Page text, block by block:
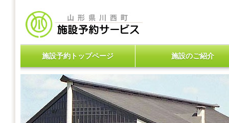
施設予約トップページ 施設のご紹介